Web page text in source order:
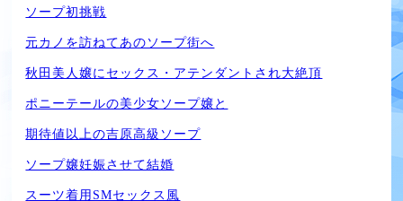
ソープ初挑戦
元カノを訪ねてあのソープ街へ
秋田美人嬢にセックス・アテンダントされ大絶頂
ポニーテールの美少女ソープ嬢と
期待値以上の吉原高級ソープ
ソープ嬢妊娠させて結婚
スーツ着用SMセックス風